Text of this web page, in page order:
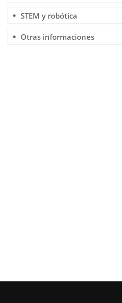
STEM y robótica
Otras informaciones